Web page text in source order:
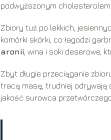
podwyższonym cholesterolem.
Zbiory tuż po lekkich,
komórki skórki, co łagodzi
aronii , wina i soki deserowe,
Zbyt długie przeciąganie
tracą masę, trudniej odrywają
jakość surowca